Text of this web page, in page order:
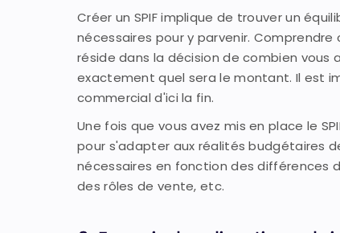
Créer un SPIF implique de trouver un
nécessaires pour y parvenir.
réside dans la décision de combien vous
exactement quel sera le montant. Il est
commercial d'ici la fin.
Une fois que vous avez mis en place le
pour s'adapter aux réalités budgétaires
nécessaires en fonction des différences
des rôles de vente, etc.